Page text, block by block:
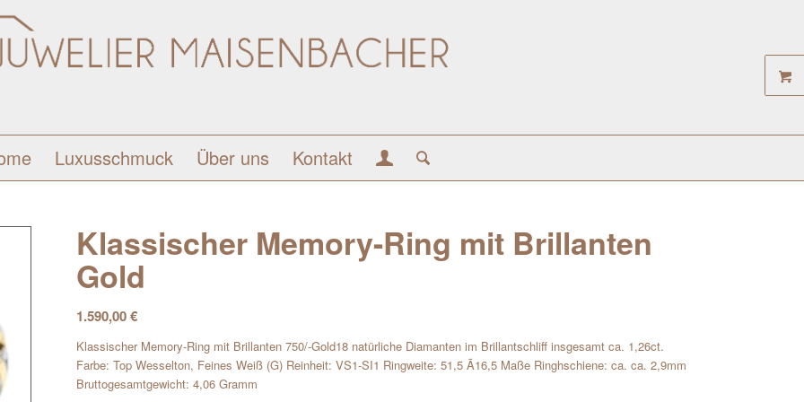
Luxusschmuck Über uns Kontakt
Klassischer Memory-Ring mit Brillanten
Gold
1.590,00€
Klassischer Memory-Ring mit Brillanten 750/-Gold18 natürliche Diamanten im Brillantschliff insgesamt ca. 1,26ct.
Farbe: Top Wesselton, Feines Weiß (G) Reinheit: VS1-SI1 Ringweite: 51,5 Ã16,5 Maße Ringhschiene: ca. ca. 2,9mm
Bruttogesamtgewicht: 4,06 Gramm